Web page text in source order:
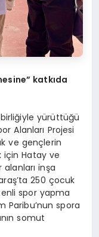
katkıda
birliğiyle yürüttüğü
Alanları Projesi
ve gençlerin
için Hatay ve
inşa
250 çocuk
spor yapma
Paribu’nun spora
somut